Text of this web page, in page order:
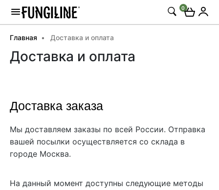
0
Главная Доставка и оплата
Доставка и оплата
Доставка заказа
Мы доставляем заказы по всей России. Отправка
вашей посылки осуществляется со склада в
городе Москва.
На данный момент доступны следующие методы